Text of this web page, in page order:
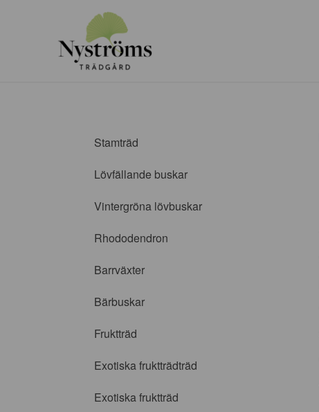
Stamträd
Lövfällande buskar
Vintergröna lövbuskar
Rhododendron
Barrväxter
Bärbuskar
Fruktträd
Exotiska fruktträdträd
Exotiska fruktträd